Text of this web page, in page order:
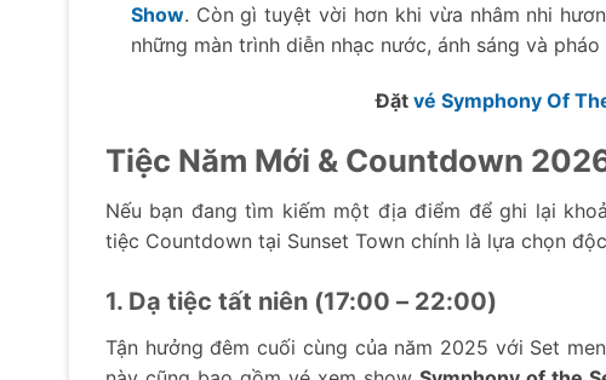
Show. Còn gì tuyệt vời hơn khi vừa nhâm nhi
những màn trình diễn nhạc nước, ánh sáng và
Đặtvé Symphony Of
Tiệc Năm Mới & Countdown
Nếu bạn đang tìm kiếm một địa điểm để ghi lại
tiệc Countdown tại Sunset Town chính là lựa chọn
1. Dạ tiệc tất niên (17:00 – 22:00)
Tận hưởng đêm cuối cùng của năm 2025 với Set